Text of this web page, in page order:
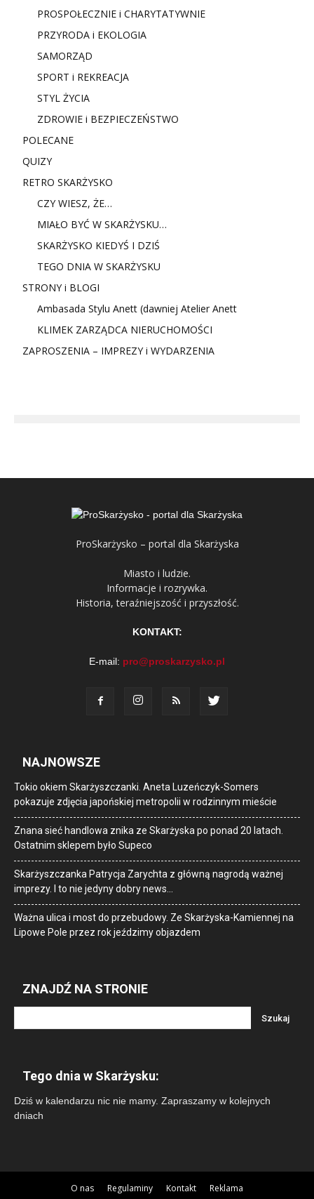
PROSPOŁECZNIE i CHARYTATYWNIE
PRZYRODA i EKOLOGIA
SAMORZĄD
SPORT i REKREACJA
STYL ŻYCIA
ZDROWIE i BEZPIECZEŃSTWO
POLECANE
QUIZY
RETRO SKARŻYSKO
CZY WIESZ, ŻE…
MIAŁO BYĆ W SKARŻYSKU…
SKARŻYSKO KIEDYŚ I DZIŚ
TEGO DNIA W SKARŻYSKU
STRONY i BLOGI
Ambasada Stylu Anett (dawniej Atelier Anett
KLIMEK ZARZĄDCA NIERUCHOMOŚCI
ZAPROSZENIA – IMPREZY i WYDARZENIA
ProSkarżysko – portal dla Skarżyska
Miasto i ludzie.
Informacje i rozrywka.
Historia, teraźniejszość i przyszłość.
KONTAKT:
E-mail: pro@proskarzysko.pl
NAJNOWSZE
Tokio okiem Skarżyszczanki. Aneta Luzeńczyk-Somers
pokazuje zdjęcia japońskiej metropolii w rodzinnym mieście
Znana sieć handlowa znika ze Skarżyska po ponad 20 latach.
Ostatnim sklepem było Supeco
Skarżyszczanka Patrycja Zarychta z główną nagrodą ważnej
imprezy. I to nie jedyny dobry news…
Ważna ulica i most do przebudowy. Ze Skarżyska-Kamiennej na
Lipowe Pole przez rok jeździmy objazdem
ZNAJDŹ NA STRONIE
Tego dnia w Skarżysku:
Dziś w kalendarzu nic nie mamy. Zapraszamy w kolejnych
dniach
O nas Regulaminy Kontakt Reklama